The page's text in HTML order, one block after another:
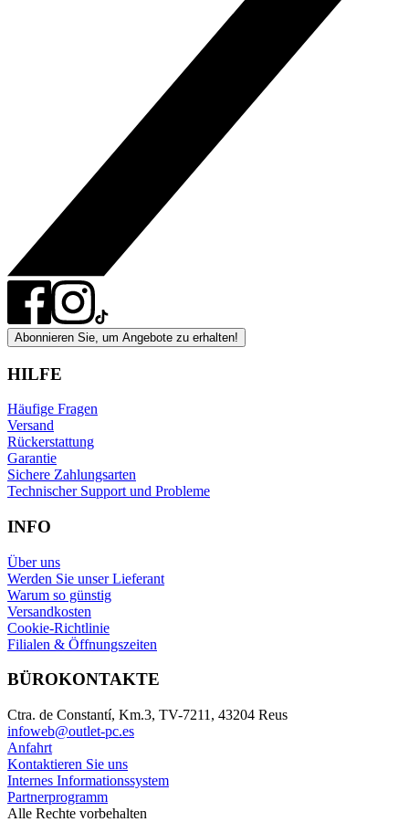
Abonnieren Sie, um Angebote zu erhalten!
HILFE
Häufige Fragen
Versand
Rückerstattung
Garantie
Sichere Zahlungsarten
Technischer Support und Probleme
INFO
Über uns
Werden Sie unser Lieferant
Warum so günstig
Versandkosten
Cookie-Richtlinie
Filialen & Öffnungszeiten
BÜROKONTAKTE
Ctra. de Constantí, Km.3, TV-7211, 43204 Reus
infoweb@outlet-pc.es
Anfahrt
Kontaktieren Sie uns
Internes Informationssystem
Partnerprogramm
Alle Rechte vorbehalten